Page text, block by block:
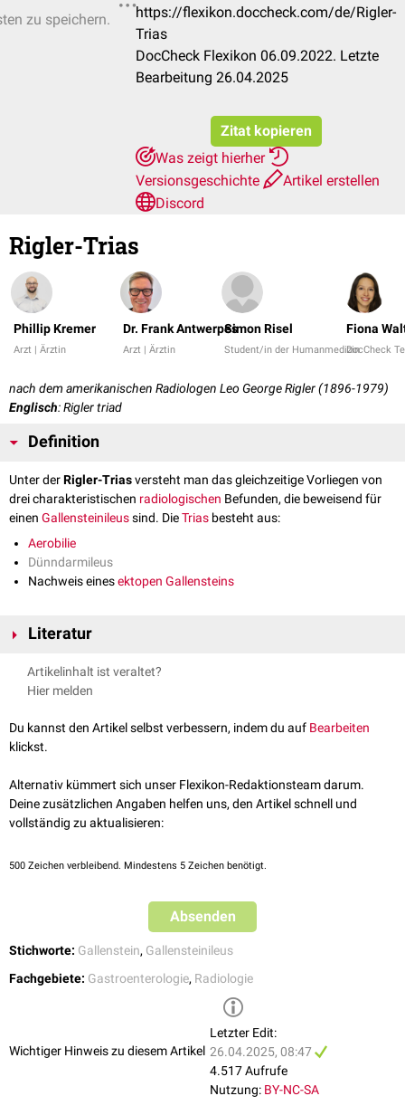
zu speichern.
https://flexikon.doccheck.com/de/Rigler-
Trias
DocCheck Flexikon 06.09.2022. Letzte
Bearbeitung 26.04.2025
Zitat kopieren
Was zeigt hierher
Versionsgeschichte
Artikel erstellen
Discord
Rigler-Trias
Phillip Kremer
Arzt | Ärztin
Dr. Frank Antwerpes
Arzt | Ärztin
Simon Risel
Student/in der Humanmedizin
Fiona
DocCheck
nach dem amerikanischen Radiologen Leo George Rigler (1896-1979)
Englisch: Rigler triad
Definition
Unter derRigler-Triasversteht man das gleichzeitige Vorliegen von
drei charakteristischen radiologischen Befunden, die beweisend für
einen Gallensteinileussind. DieTrias besteht aus:
Aerobilie
Dünndarmileus
Nachweis einesektopen Gallensteins
Literatur
Gaduputi et al.
Gallstone ileus with multiple stones: Where Rigler triad
meets Bouveret's syndrome
Artikelinhalt ist veraltet?
Hier melden
Du kannst den Artikel selbst verbessern, indem du auf Bearbeiten
klickst.
Alternativ kümmert sich unser Flexikon-Redaktionsteam darum.
Deine zusätzlichen Angaben helfen uns, den Artikel schnell und
vollständig zu aktualisieren:
500 Zeichen verbleibend. Mindestens 5 Zeichen benötigt.
Absenden
Stichworte: Gallenstein, Gallensteinileus
Fachgebiete: Gastroenterologie, Radiologie
Wichtiger Hinweis zu diesem Artikel
Letzter Edit:
26.04.2025, 08:47
4.517 Aufrufe
Nutzung: BY-NC-SA